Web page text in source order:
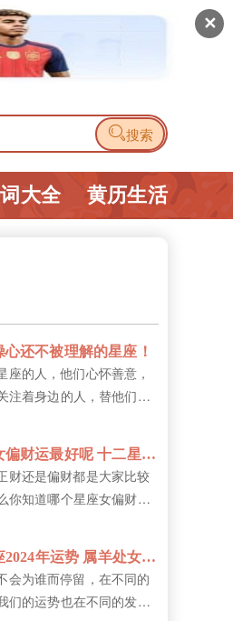
✕
搜索
大全 黄历生活
心还不被理解的星座！
座的人，他们心怀善意，
注着身边的人，替他们操
哪个星座女偏财运最好呢 十二星座一生财运排行榜
财还是偏财都是大家比较
你知道哪个星座女偏财运
属羊处女座2024年运势 属羊处女座的性格特征
会为谁而停留，在不同的
们的运势也在不同的发生